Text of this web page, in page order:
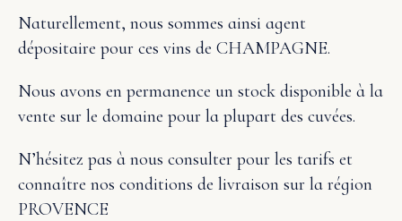
Naturellement, nous sommes ainsi agent
dépositaire pour ces vins de CHAMPAGNE.
Nous avons en permanence un stock disponible à la
vente sur le domaine pour la plupart des cuvées.
N’hésitez pas à nous consulter pour les tarifs et
connaître nos conditions de livraison sur la région
PROVENCE